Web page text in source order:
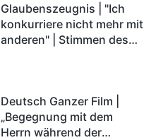
Glaubenszeugnis | "Ich
konkurriere nicht mehr mit
anderen" | Stimmen des
Deutsch Ganzer Film |
„Begegnung mit dem
Herrn während der